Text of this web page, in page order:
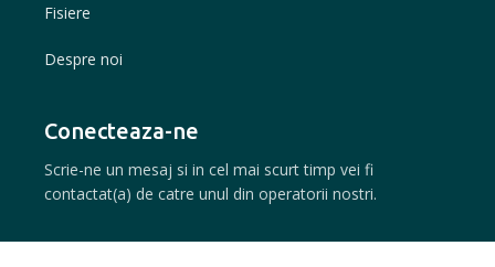
Fisiere
Despre noi
Conecteaza-ne
Scrie-ne un mesaj si in cel mai scurt timp vei fi
contactat(a) de catre unul din operatorii nostri.